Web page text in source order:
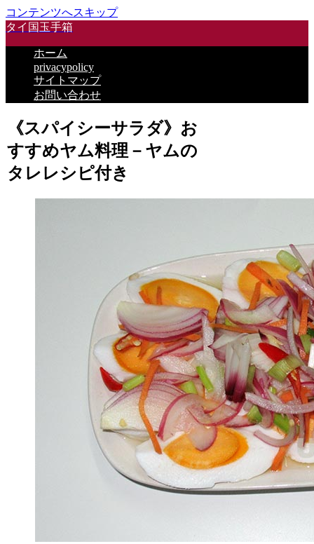
コンテンツへスキップ
タイ国玉手箱
ホーム
privacypolicy
サイトマップ
お問い合わせ
《スパイシーサラダ》お
すすめヤム料理－ヤムの
タレレシピ付き